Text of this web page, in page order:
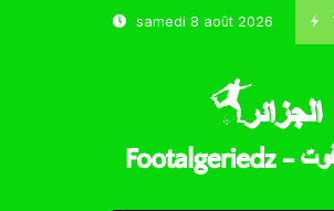
samedi 8 août 2026Octobre